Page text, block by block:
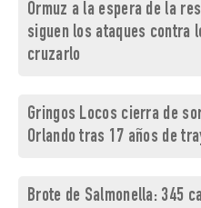
Ormuz a la espera de la
siguen los ataques contra
cruzarlo
Gringos Locos cierra de
Orlando tras 17 años de
Brote de Salmonella: 345